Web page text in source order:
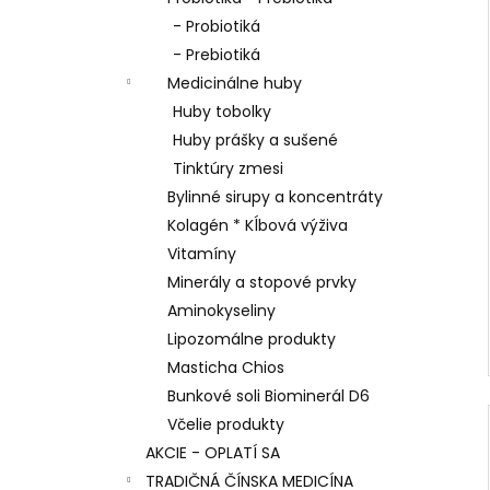
- Probiotiká
- Prebiotiká
Medicinálne huby
Huby tobolky
Huby prášky a sušené
Tinktúry zmesi
Bylinné sirupy a koncentráty
Kolagén * Kĺbová výživa
Vitamíny
Minerály a stopové prvky
Aminokyseliny
Lipozomálne produkty
Masticha Chios
Bunkové soli Biominerál D6
Včelie produkty
AKCIE - OPLATÍ SA
TRADIČNÁ ČÍNSKA MEDICÍNA
AGARICUS TOBOLKY
€31,60